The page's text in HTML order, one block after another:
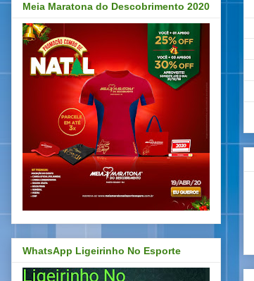
Meia Maratona do Descobrimento 2020
WhatsApp Ligeirinho No Esporte